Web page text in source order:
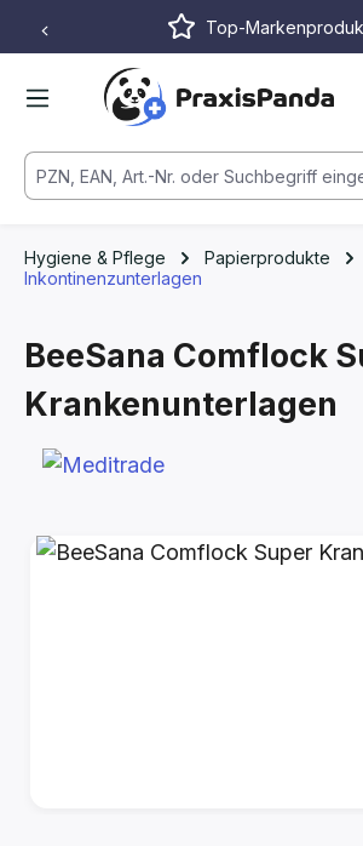
Zum Hauptinhalt springen
Top-
Hygiene & Pflege
Papierprodukte
Inkontinenzunterlagen
BeeSana Comflock
Krankenunterlagen
Bildergalerie überspringen